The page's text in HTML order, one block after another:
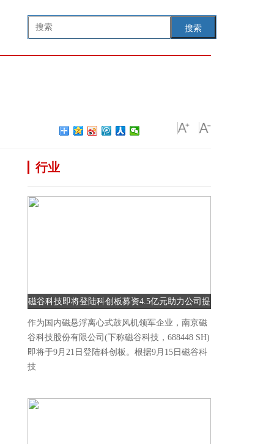
搜索
行业
磁谷科技即将登陆科创板募资4.5亿元助力公司提
升研发能力
作为国内磁悬浮离心式鼓风机领军企业，南京磁
谷科技股份有限公司(下称磁谷科技，688448 SH)
即将于9月21日登陆科创板。根据9月15日磁谷科
技